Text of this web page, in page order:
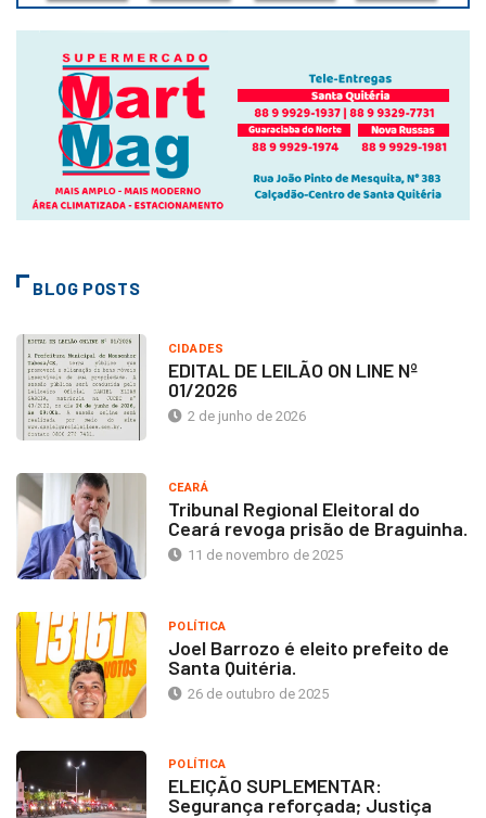
BLOG POSTS
CIDADES
EDITAL DE LEILÃO ON LINE Nº
01/2026
2 de junho de 2026
CEARÁ
Tribunal Regional Eleitoral do
Ceará revoga prisão de Braguinha.
11 de novembro de 2025
POLÍTICA
Joel Barrozo é eleito prefeito de
Santa Quitéria.
26 de outubro de 2025
POLÍTICA
ELEIÇÃO SUPLEMENTAR:
Segurança reforçada; Justiça